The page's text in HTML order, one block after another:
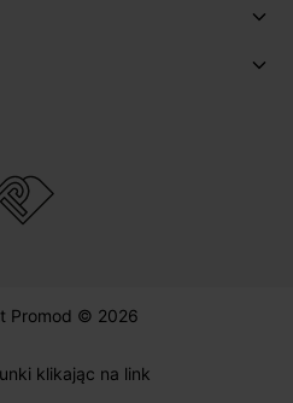
Promod © 2026
klikając na link